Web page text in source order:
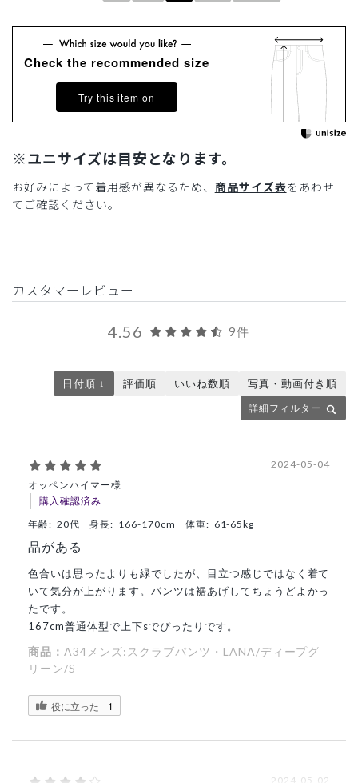
Check the recommended size
Try this item on
※ユニサイズは目安となります。
お好みによって着用感が異なるため、 商品サイズ表をあわせ
てご確認ください。
カスタマーレビュー
4.56 9件
詳細フィルター
日付順 ↓ 評価順 いいね数順 写真・動画付き順
オッペンハイマー様
購入確認済み
2024-05-04
年齢: 20代 身長: 166-170cm 体重: 61-65kg
品がある
色合いは思ったよりも緑でしたが、目立つ感じではなく着て
いて気分が上がります。パンツは裾あげしてちょうどよかっ
たです。
167cm普通体型で上下sでぴったりです。
商品： A34メンズ:スクラブパンツ・LANA/ディープグ
リーン/S
役に立った 1
2024-05-02